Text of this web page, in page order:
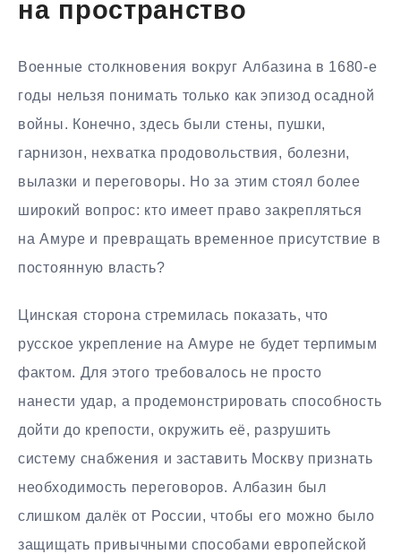
на пространство
Военные столкновения вокруг Албазина в 1680-е
годы нельзя понимать только как эпизод осадной
войны. Конечно, здесь были стены, пушки,
гарнизон, нехватка продовольствия, болезни,
вылазки и переговоры. Но за этим стоял более
широкий вопрос: кто имеет право закрепляться
на Амуре и превращать временное присутствие в
постоянную власть?
Цинская сторона стремилась показать, что
русское укрепление на Амуре не будет терпимым
фактом. Для этого требовалось не просто
нанести удар, а продемонстрировать способность
дойти до крепости, окружить её, разрушить
систему снабжения и заставить Москву признать
необходимость переговоров. Албазин был
слишком далёк от России, чтобы его можно было
защищать привычными способами европейской